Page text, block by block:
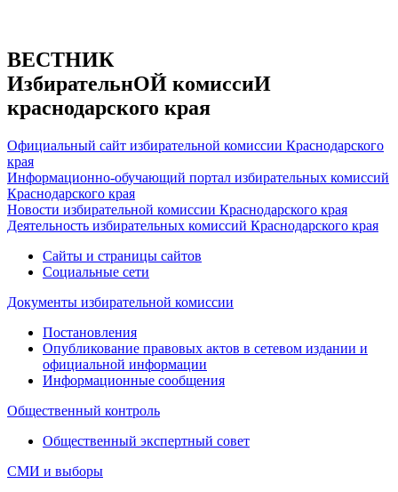
ВЕСТНИК
ИзбирательнОЙ комиссиИ
краснодарского края
Официальный сайт избирательной комиссии Краснодарского
края
Информационно-обучающий портал избирательных комиссий
Краснодарского края
Новости избирательной комиссии Краснодарского края
Деятельность избирательных комиссий Краснодарского края
Сайты и страницы сайтов
Социальные сети
Документы избирательной комиссии
Постановления
Опубликование правовых актов в сетевом издании и
официальной информации
Информационные сообщения
Общественный контроль
Общественный экспертный совет
СМИ и выборы